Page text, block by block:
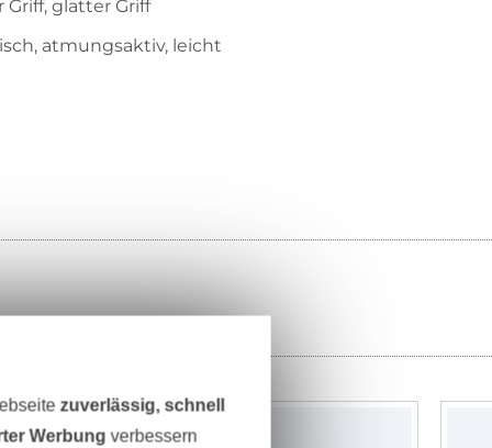
Griff, glatter Griff
atmungsaktiv, leicht
-9%
zuverlässig, schnell
Werbung verbessern